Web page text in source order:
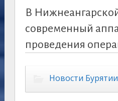
В
современный
проведения
Новости Бурятии